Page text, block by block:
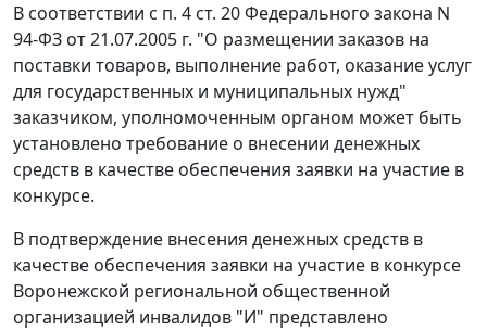
В соответствии с п. 4 ст. 20Федерального закона N
94-ФЗ от 21.07.2005 г. "О размещении заказов на
поставки товаров, выполнение работ, оказание услуг
для государственных и муниципальных нужд"
заказчиком, уполномоченным органом может быть
установлено требование о внесении денежных
средств в качестве обеспечения заявки на участие в
конкурсе.
В подтверждение внесения денежных средств в
качестве обеспечения заявки на участие в конкурсе
Воронежской региональной общественной
организацией инвалидов "И" представлено